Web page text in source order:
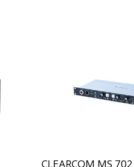
CLEARCOM MS 702